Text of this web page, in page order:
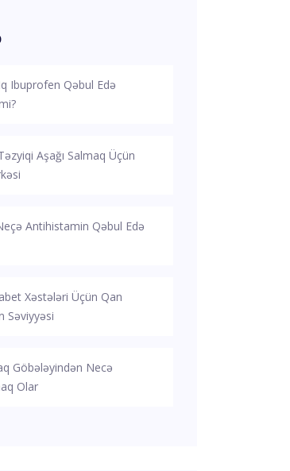
Ibuprofen Qəbul Edə
Aşağı Salmaq Üçün
Antihistamin Qəbul Edə
Xəstələri Üçün Qan
Səviyyəsi
Göbələyindən Necə
Olar